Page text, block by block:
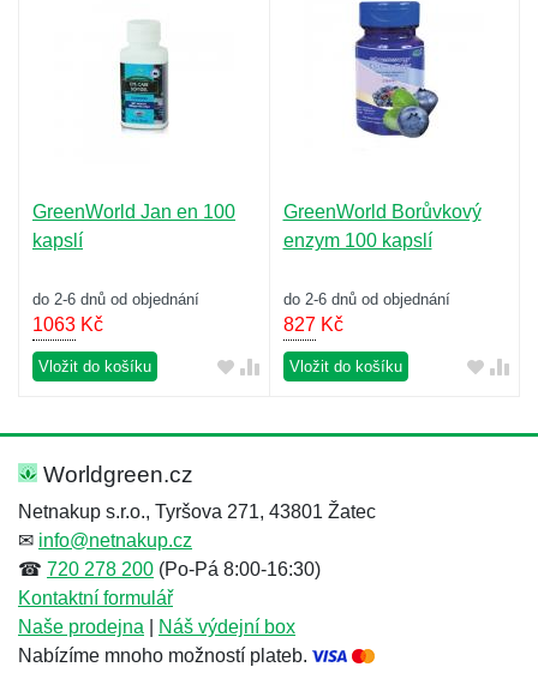
GreenWorld Jan en 100
kapslí
do 2-6 dnů od objednání
1063 Kč
Vložit do košíku
GreenWorld Borůvkový
enzym 100 kapslí
do 2-6 dnů od objednání
827Kč
Vložit do košíku
Worldgreen.cz
Netnakup s.r.o., Tyršova 271, 43801 Žatec
✉ info@netnakup.cz
☎ 720 278 200 (Po-Pá 8:00-16:30)
Kontaktní formulář
Naše prodejna
Náš výdejní box
Nabízíme mnoho možností plateb.